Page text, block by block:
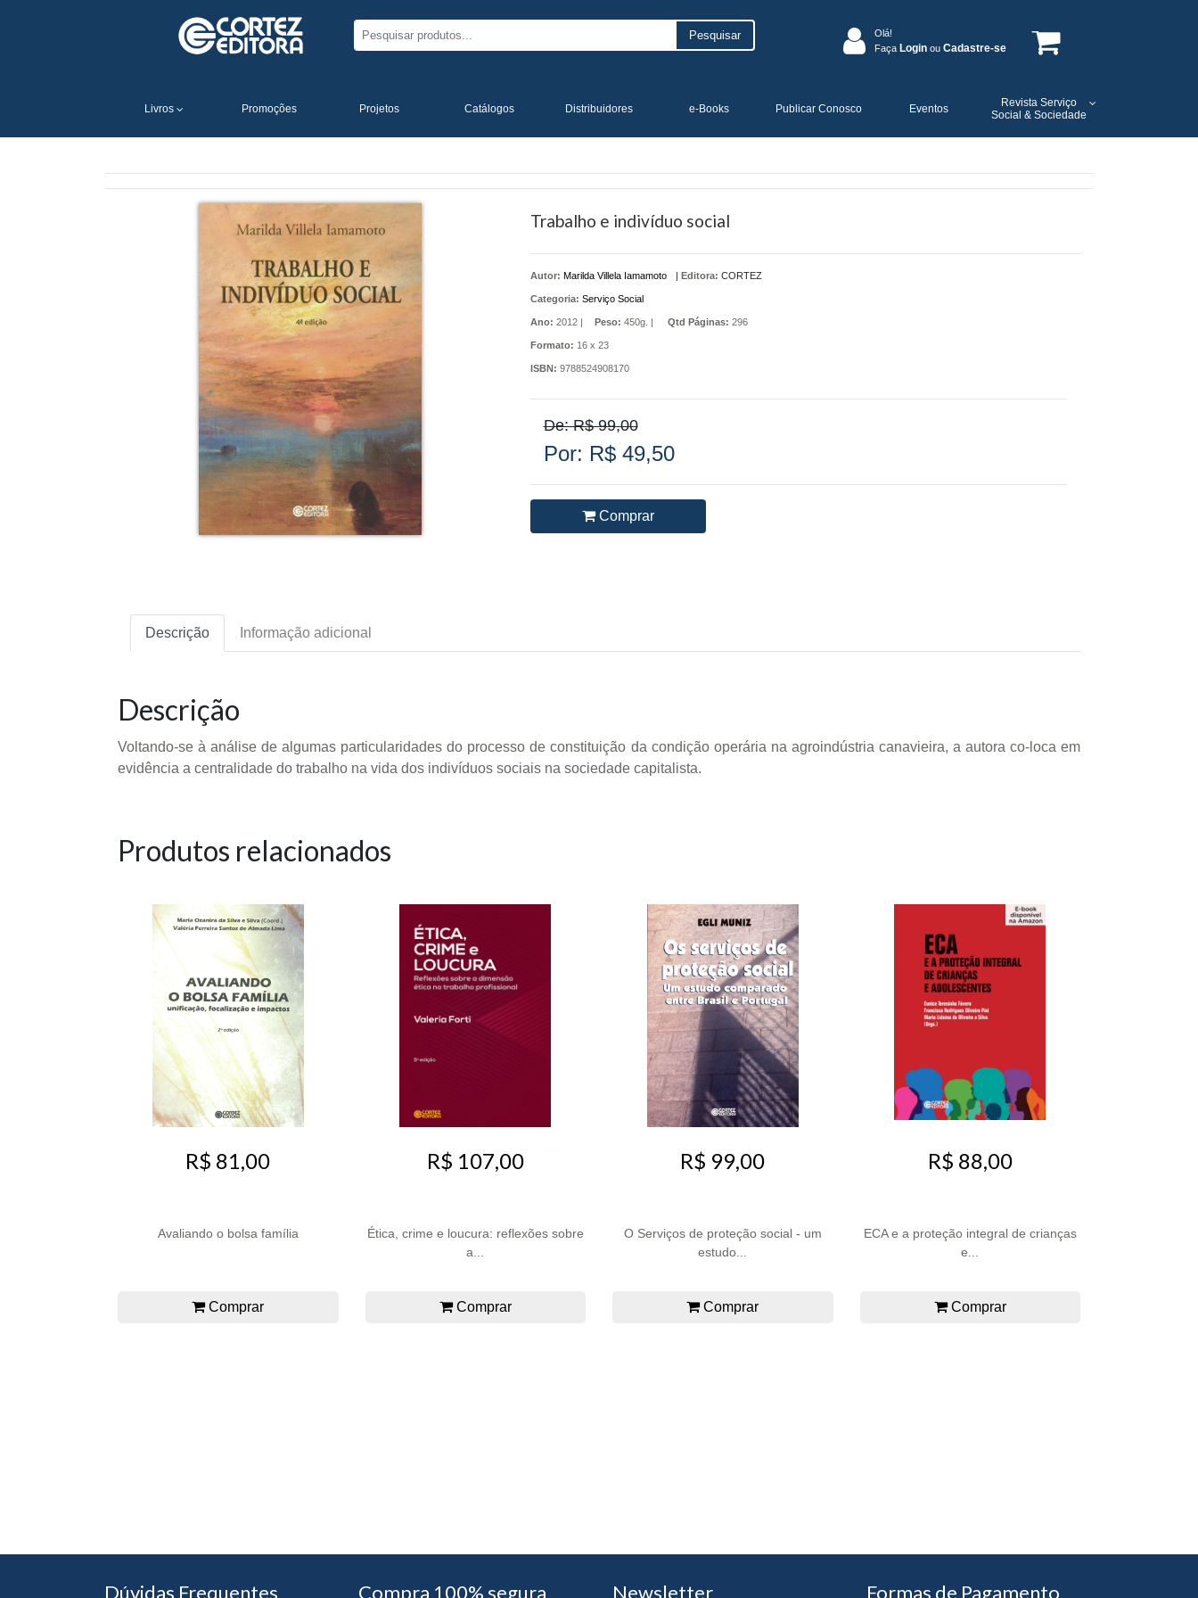
Pesquisar
Olá!
Faça Login ou Cadastre-se
Livros Promoções Projetos Catálogos Distribuidores e-Books Publicar Conosco Eventos
Revista Serviço
Social & Sociedade
Trabalho e indivíduo social
Autor: Marilda Villela Iamamoto | Editora: CORTEZ
Categoria: Serviço Social
Ano: 2012 | Peso: 450g. | Qtd Páginas: 296
Formato: 16 x 23
ISBN: 9788524908170
De: R$ 99,00
Por: R$ 49,50
Comprar
Descrição Informação adicional
Descrição
Voltando-se à análise de algumas particularidades do processo de constituição da condição operária na agroindústria canavieira, a autora co-loca em
evidência a centralidade do trabalho na vida dos indivíduos sociais na sociedade capitalista.
Produtos relacionados
R$ 81,00
Avaliando o bolsa família
Comprar
R$ 107,00
Ética, crime e loucura: reflexões sobre
a...
Comprar
R$ 99,00
O Serviços de proteção social - um
estudo...
Comprar
R$ 88,00
ECA e a proteção integral de crianças
e...
Comprar
Dúvidas Frequentes Compra 100% segura Newsletter Formas de Pagamento